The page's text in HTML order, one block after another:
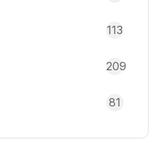
113
209
81